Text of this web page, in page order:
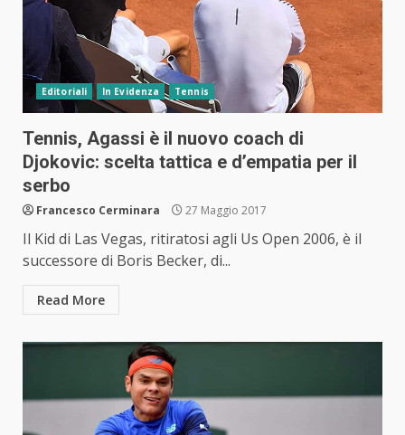
Editoriali In Evidenza Tennis
Tennis, Agassi è il nuovo coach di
Djokovic: scelta tattica e d’empatia per il
serbo
Francesco Cerminara 27 Maggio 2017
Il Kid di Las Vegas, ritiratosi agli Us Open 2006, è il
successore di Boris Becker, di...
Read More